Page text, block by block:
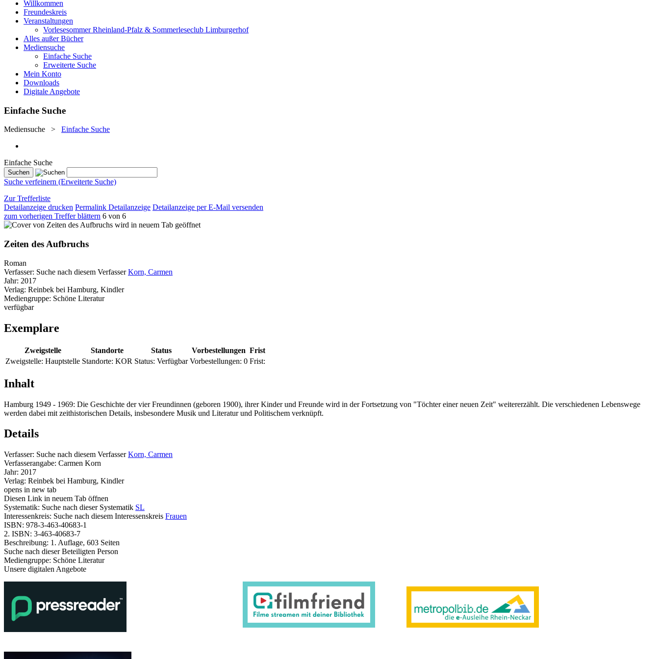
Willkommen
Freundeskreis
Veranstaltungen
Vorlesesommer Rheinland-Pfalz & Sommerleseclub Limburgerhof
Alles außer Bücher
Mediensuche
Einfache Suche
Erweiterte Suche
Mein Konto
Downloads
Digitale Angebote
Einfache Suche
Mediensuche > Einfache Suche
Einfache Suche
Suche verfeinern (Erweiterte Suche)
Zur Trefferliste
Detailanzeige drucken Permalink Detailanzeige Detailanzeige per E-Mail versenden
zum vorherigen Treffer blättern 6 von 6
wird in neuem Tab geöffnet
Zeiten des Aufbruchs
Roman
Verfasser: Suche nach diesem Verfasser Korn, Carmen
Jahr: 2017
Verlag: Reinbek bei Hamburg, Kindler
Mediengruppe: Schöne Literatur
verfügbar
Exemplare
Zweigstelle Standorte Status Vorbestellungen Frist
Zweigstelle: Hauptstelle Standorte: KOR Status: Verfügbar Vorbestellungen: 0 Frist:
Inhalt
Hamburg 1949 - 1969: Die Geschichte der vier Freundinnen (geboren 1900), ihrer Kinder und Freunde wird in der Fortsetzung von "Töchter einer neuen Zeit" weitererzählt. Die verschiedenen Lebenswege
werden dabei mit zeithistorischen Details, insbesondere Musik und Literatur und Politischem verknüpft.
Details
Verfasser: Suche nach diesem Verfasser Korn, Carmen
Verfasserangabe: Carmen Korn
Jahr: 2017
Verlag: Reinbek bei Hamburg, Kindler
opens in new tab
Diesen Link in neuem Tab öffnen
Systematik: Suche nach dieser Systematik SL
Interessenkreis: Suche nach diesem Interessenskreis Frauen
ISBN: 978-3-463-40683-1
2. ISBN: 3-463-40683-7
Beschreibung: 1. Auflage, 603 Seiten
Suche nach dieser Beteiligten Person
Mediengruppe: Schöne Literatur
Unsere digitalen Angebote